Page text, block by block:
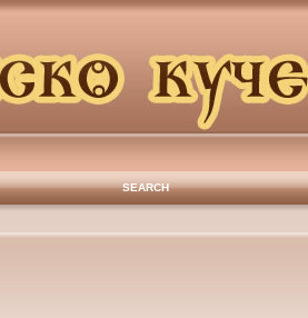
SEARCH